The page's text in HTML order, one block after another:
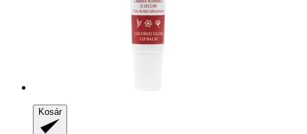
Kosár